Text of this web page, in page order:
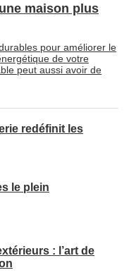
maison plus
pour améliorer le
de votre
peut aussi avoir de
redéfinit les
le plein
: l’art de